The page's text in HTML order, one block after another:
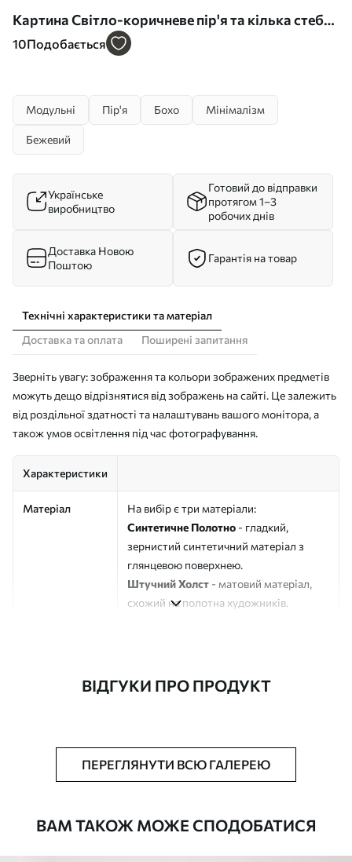
Картина Світло-коричневе пір'я та кілька стебел
сухої трави на світлому тлі Арт. m30475
10Подобається
Модульні Пір'я Бохо Мінімалізм
Бежевий
Українське
виробництво
Готовий до відправки
протягом 1–3
робочих днів
Доставка Новою
Поштою
Гарантія на товар
Технічні характеристики та матеріал
Доставка та оплата
Поширені запитання
Зверніть увагу: зображення та кольори зображених предметів
можуть дещо відрізнятися від зображень на сайті. Це залежить
від роздільної здатності та налаштувань вашого монітора, а
також умов освітлення під час фотографування.
Характеристики
Матеріал
На вибір є три матеріали:
Синтетичне Полотно - гладкий,
зернистий синтетичний матеріал з
глянцевою поверхнею.
Штучний Холст - матовий матеріал,
схожий на полотна художників.
Додатково Можна додати лакове покриття.
ВІДГУКИ ПРО ПРОДУКТ
ПЕРЕГЛЯНУТИ ВСЮ ГАЛЕРЕЮ
ВАМ ТАКОЖ МОЖЕ СПОДОБАТИСЯ